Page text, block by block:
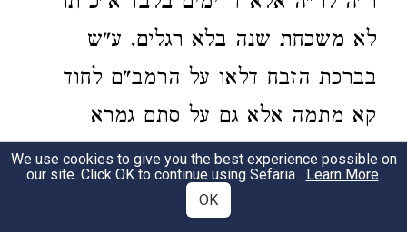
לא משכחת שנה בלא רגלים. ע"ש
בברכת הזבח דלאו על הרמב"ם לחוד
קא מתמה אלא גם על סתם גמרא
דקמבעי' בכור אימת מונין לו שנה ופליגי
בי' אביי ור"א בר' יעקב הא לדידן לא
We use cookies to give you the best experience possible on
our site. Click OK to continue using Sefaria. Learn More.
OK